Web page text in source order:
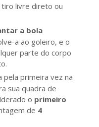
livre direto ou
a bola
a ao goleiro, e o
parte do corpo
pela primeira vez na
sua quadra de
o primeiro
de 4